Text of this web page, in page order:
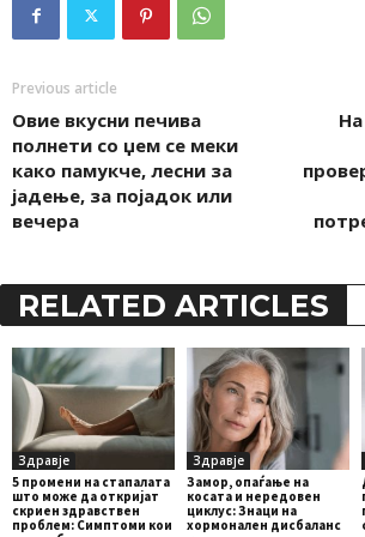
Previous article
Овие вкусни печива
полнети со џем се меки
како памукче, лесни за
јадење, за појадок или
вечера
RELATED ARTICLES
Здравје
5 промени на стапалата
што може да откријат
скриен здравствен
проблем: Симптоми кои
Здравје
Замор, опаѓање на
косата и нередовен
циклус: Знаци на
хормонален дисбаланс